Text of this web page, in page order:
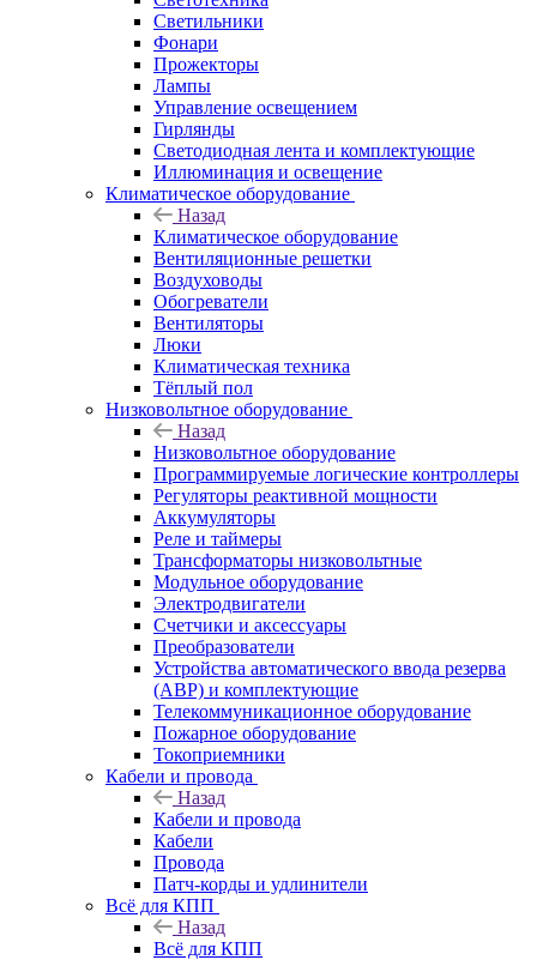
Светильники
Фонари
Прожекторы
Лампы
Управление освещением
Гирлянды
Светодиодная лента и комплектующие
Иллюминация и освещение
Климатическое оборудование
Назад
Климатическое оборудование
Вентиляционные решетки
Воздуховоды
Обогреватели
Вентиляторы
Люки
Климатическая техника
Тёплый пол
Низковольтное оборудование
Назад
Низковольтное оборудование
Программируемые логические контроллеры
Регуляторы реактивной мощности
Аккумуляторы
Реле и таймеры
Трансформаторы низковольтные
Модульное оборудование
Электродвигатели
Счетчики и аксессуары
Преобразователи
Устройства автоматического ввода резерва
(АВР) и комплектующие
Телекоммуникационное оборудование
Пожарное оборудование
Токоприемники
Кабели и провода
Назад
Кабели и провода
Кабели
Провода
Патч-корды и удлинители
Всё для КПП
Назад
Всё для КПП